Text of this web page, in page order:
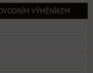
VÝMĚNÍKEM